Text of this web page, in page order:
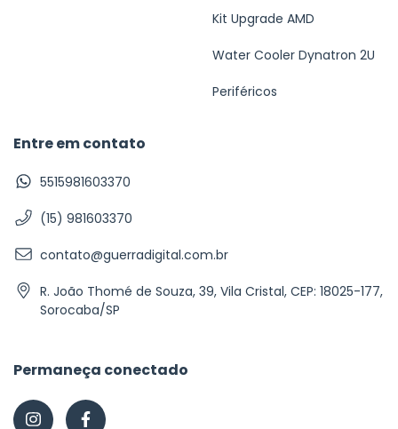
Kit Upgrade AMD
Water Cooler Dynatron 2U
Periféricos
Entre em contato
5515981603370
(15) 981603370
contato@guerradigital.com.br
R. João Thomé de Souza, 39, Vila Cristal, CEP: 18025-177,
Sorocaba/SP
Permaneça conectado